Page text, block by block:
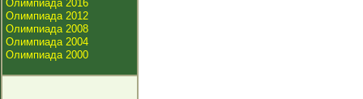
Олимпиада 2016
Олимпиада 2012
Олимпиада 2008
Олимпиада 2004
Олимпиада 2000